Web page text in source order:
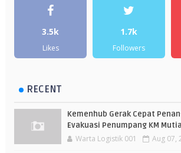
3.5k
Likes
1.7k
Followers
RECENT
Kemenhub Gerak Cepat
Evakuasi Penumpang KM
Warta Logistik 001 Aug 07,